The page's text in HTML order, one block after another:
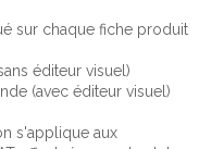
sur chaque fiche produit
éditeur visuel)
(avec éditeur visuel)
s'applique aux